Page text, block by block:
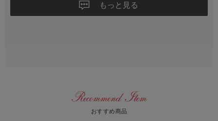
もっと見る
おすすめ商品